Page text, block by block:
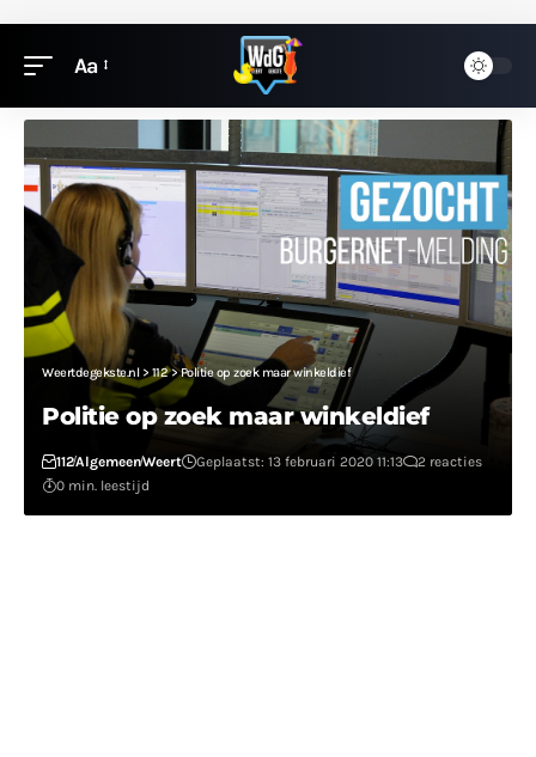
Aa
Weertdegekste.nl> 112>Politie op zoek maar winkeldief
Politie op zoek maar winkeldief
112AlgemeenWeert Geplaatst: 13 februari 2020 11:13
2 reacties
0 min. leestijd